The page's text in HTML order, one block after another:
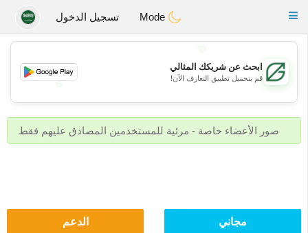
GulfDating
Toggle
تسجيل الدخول
💖
💕
💕
ابحث عن شريكك المثالي
قم بتحميل تطبيق التعارف الآن!
صور الأعضاء خاصة - مرئية للمستخدمين المصادق عليهم فقط
مجاني الدعم